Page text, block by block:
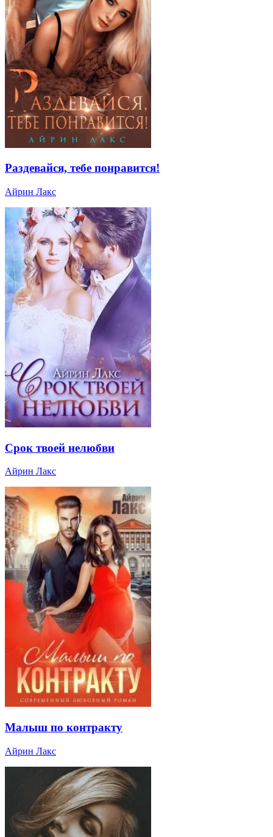
Раздевайся, тебе понравится!
Айрин Лакс
Срок твоей нелюбви
Айрин Лакс
Малыш по контракту
Айрин Лакс